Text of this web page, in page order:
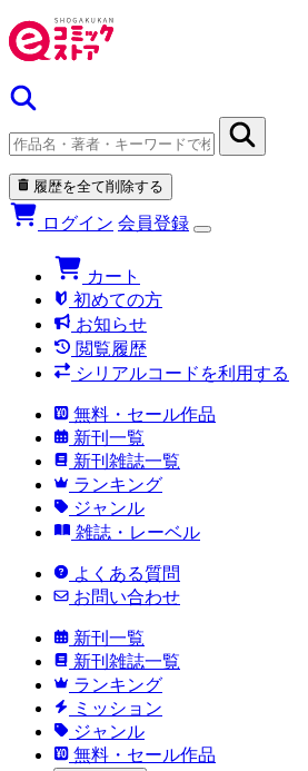
履歴を全て削除する
ログイン 会員登録
カート
初めての方
お知らせ
閲覧履歴
シリアルコードを利用する
無料・セール作品
新刊一覧
新刊雑誌一覧
ランキング
ジャンル
雑誌・レーベル
よくある質問
お問い合わせ
新刊一覧
新刊雑誌一覧
ランキング
ミッション
ジャンル
無料・セール作品